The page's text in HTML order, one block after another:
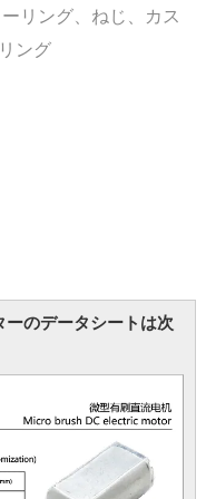
リング、ねじ、カス
ング
のデータシートは次